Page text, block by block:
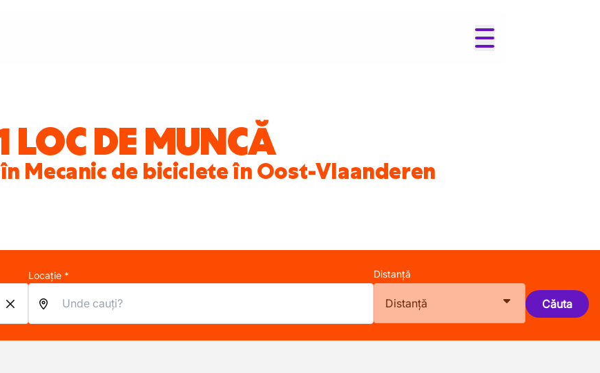
LOC DE MUNCĂ
Mecanic de biciclete în Oost-Vlaanderen
Locație * Distanță
Distanță Căuta